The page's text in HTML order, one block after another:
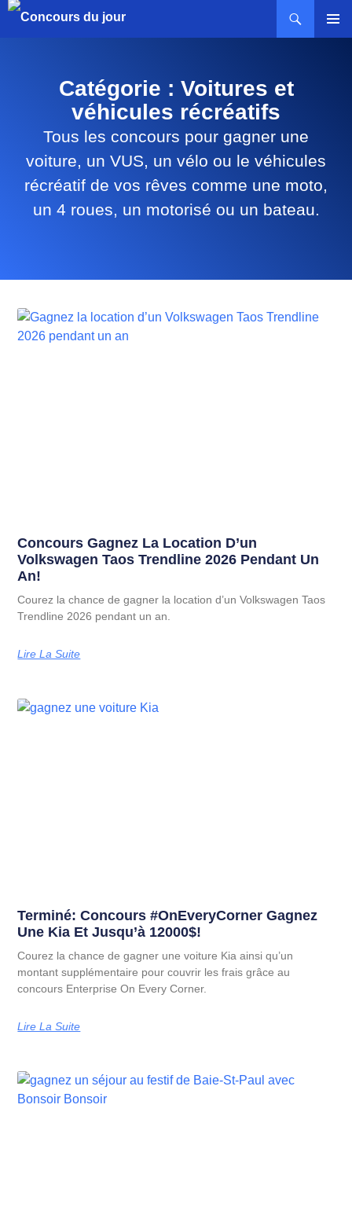
Catégorie : Voitures et
véhicules récréatifs
Tous les concours pour gagner une
voiture, un VUS, un vélo ou le véhicules
récréatif de vos rêves comme une moto,
un 4 roues, un motorisé ou un bateau.
Concours Gagnez La Location D’un
Volkswagen Taos Trendline 2026 Pendant Un
An!
Courez la chance de gagner la location d’un Volkswagen Taos
Trendline 2026 pendant un an.
Lire La Suite
Terminé: Concours #OnEveryCorner Gagnez
Une Kia Et Jusqu’à 12000$!
Courez la chance de gagner une voiture Kia ainsi qu’un
montant supplémentaire pour couvrir les frais grâce au
concours Enterprise On Every Corner.
Lire La Suite